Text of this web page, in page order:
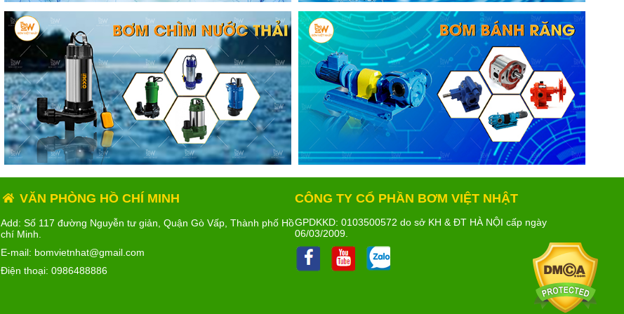
VĂN PHÒNG HỒ CHÍ MINH
Add: Số 117 đường Nguyễn tư giản, Quận Gò Vấp, Thành phố Hồ
chí Minh.
E-mail: bomvietnhat@gmail.com
Điện thoại:0986488886
CÔNG TY CỔ PHẦN BƠM VIỆT NHẬT
GPDKKD: 0103500572 do sở KH & ĐT HÀ NỘI cấp ngày
06/03/2009.